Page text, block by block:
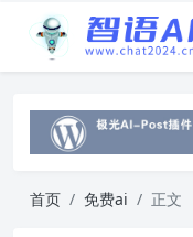
首页 免费ai 正文